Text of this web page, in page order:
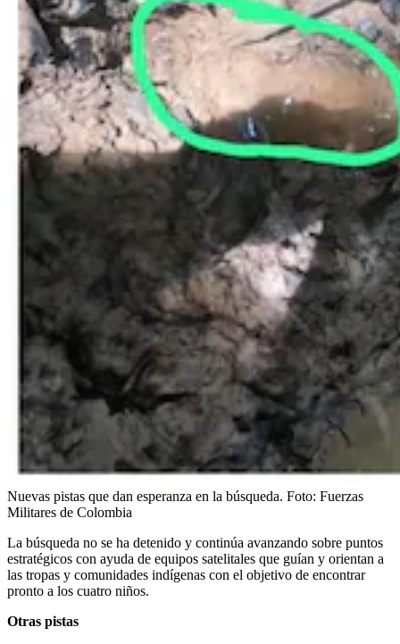
Nuevas pistas que dan esperanza en la búsqueda. Foto: Fuerzas
Militares de Colombia
La búsqueda no se ha detenido y continúa avanzando sobre puntos
estratégicos con ayuda de equipos satelitales que guían y orientan a
las tropas y comunidades indígenas con el objetivo de encontrar
pronto a los cuatro niños.
Otras pistas